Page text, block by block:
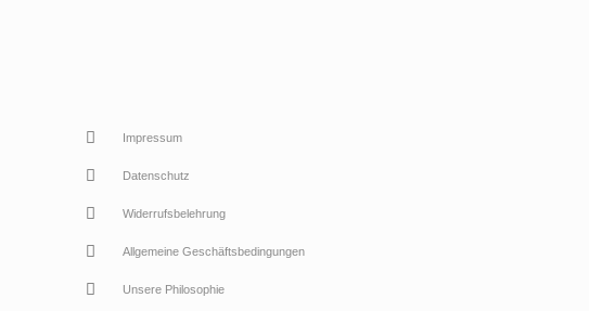
Impressum
Datenschutz
Widerrufsbelehrung
Allgemeine Geschäftsbedingungen
Unsere Philosophie